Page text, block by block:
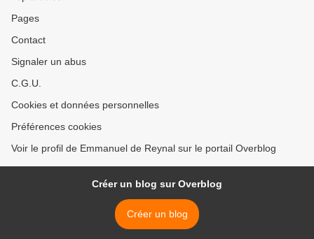
Pages
Contact
Signaler un abus
C.G.U.
Cookies et données personnelles
Préférences cookies
Voir le profil de Emmanuel de Reynal sur le portail Overblog
Créer un blog sur Overblog
Créer un blog